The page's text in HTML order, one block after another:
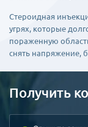
Стероидная
угрях, которые
пораженную
снять напряжение,
Получить